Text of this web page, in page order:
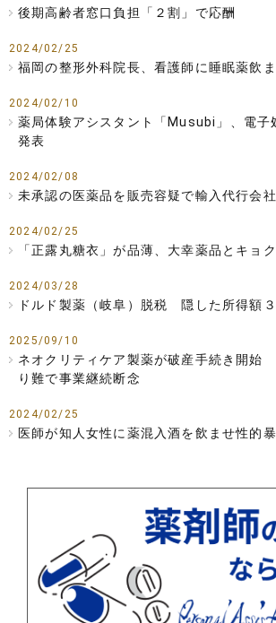
後期高齢者窓口負担「２割」で応酬
2024/02/25
福岡の整形外科院長、看護師に睡眠薬飲
2024/02/10
薬局体験アシスタント「Musubi」、電子
発表
2024/02/08
未承認の医薬品を販売容疑で輸入代行会
2024/02/25
「正露丸糖衣」が品薄、大幸薬品とキョ
2024/03/28
ドルド製薬（岐阜）脱税 隠した所得額
2025/09/10
ネオクリティケア製薬が破産手続き開始
り難で事業継続断念
2024/02/25
医師が知人女性に薬混入酒を飲ませ性的